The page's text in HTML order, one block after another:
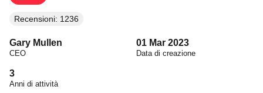
Recensioni: 1236
Gary Mullen
CEO
01 Mar 2023
Data di creazione
3
Anni di attività